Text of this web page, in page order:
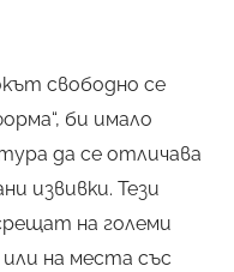
свободно се
би имало
да се отличава
извивки. Тези
на големи
на места със